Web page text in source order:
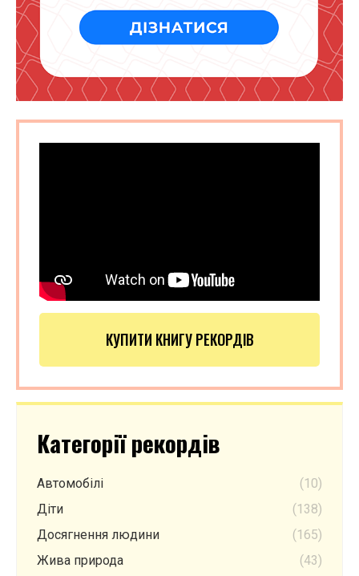
КУПИТИ КНИГУ РЕКОРДІВ
Категорії рекордів
Автомобілі
(10)
Діти
(138)
Досягнення людини
(165)
Жива природа
(43)